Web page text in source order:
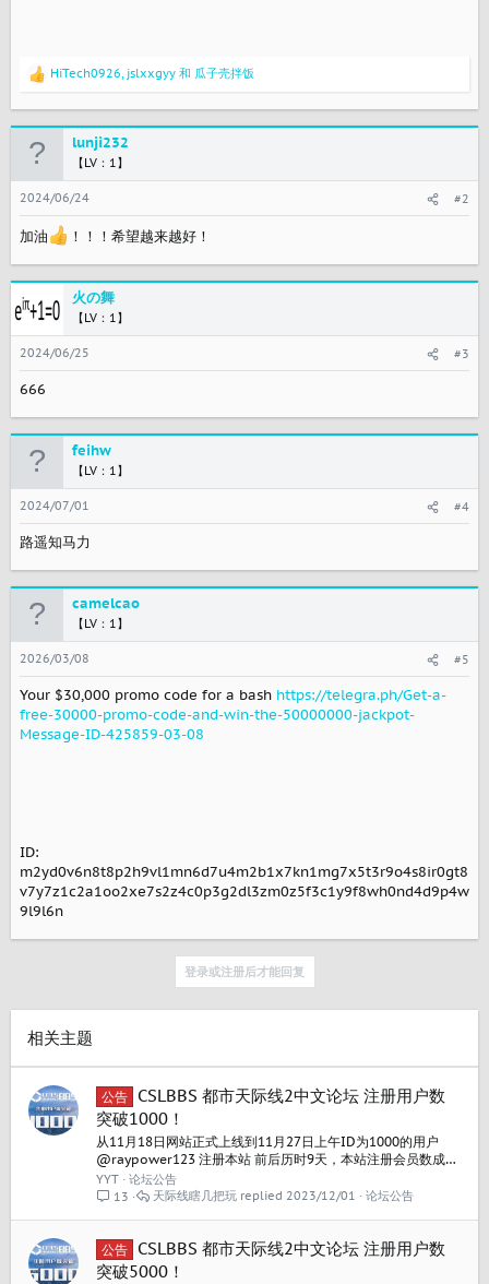
反
：
HiTech0926, jslxxgyy 和 瓜子壳拌饭
lunji232
【LV：1】
2024/06/24 #2
加油 ！！！希望越来越好！
火の舞
【LV：1】
2024/06/25 #3
666
feihw
【LV：1】
2024/07/01 #4
路遥知马力
camelcao
【LV：1】
2026/03/08 #5
Your $30,000 promo code for a bash https://telegra.ph/Get-a-
free-30000-promo-code-and-win-the-50000000-jackpot-
Message-ID-425859-03-08
ID:
m2yd0v6n8t8p2h9vl1mn6d7u4m2b1x7kn1mg7x5t3r9o4s8ir0gt8
v7y7z1c2a1oo2xe7s2z4c0p3g2dl3zm0z5f3c1y9f8wh0nd4d9p4w
9l9l6n
登录或注册后才能回复
相关主题
公告
CSLBBS 都市天际线2中文论坛 注册用户数
突破1000！
从11月18日网站正式上线到11月27日上午ID为1000的用户
@raypower123 注册本站 前后历时9天，本站注册会员数成功
突破1000！ 感谢大家的热情支持和鼎力推荐，让越来越多的朋
友知道我们，喜欢我们！ 论坛获得的成绩离不开大家每一个人
YYT
论坛公告
13
论坛公告
2023/12/01
天际线瞎几把玩
公告
CSLBBS 都市天际线2中文论坛 注册用户数
突破5000！